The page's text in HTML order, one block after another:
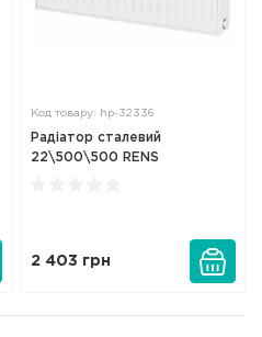
Код товару: hp-32336
Радіатор сталевий
22\500\500 RENS
2 403 грн